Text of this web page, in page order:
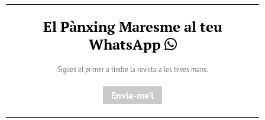
El Pànxing Maresme al teu
WhatsApp
Sigues el primer a tindre la revista a les teves mans.
Envia-me'l